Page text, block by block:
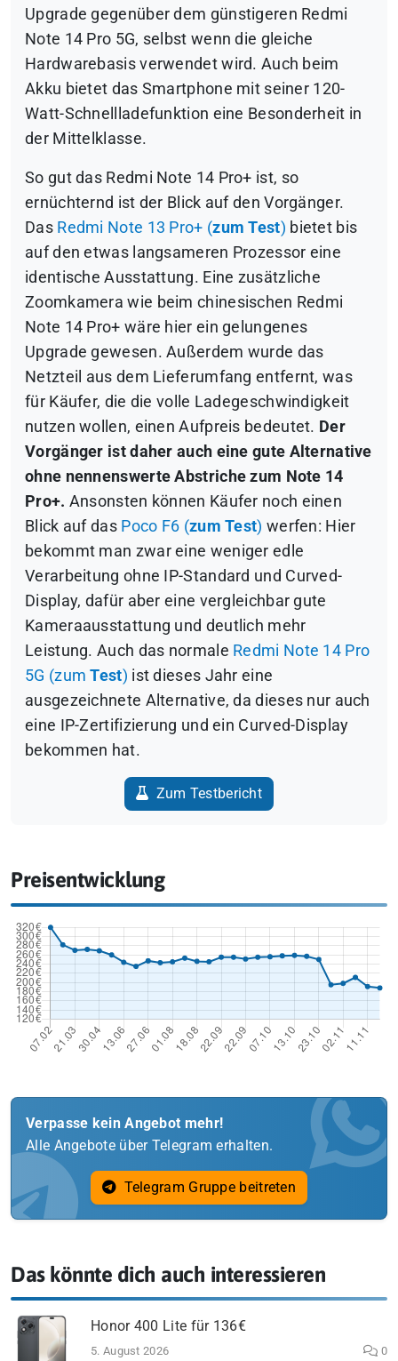
Upgrade gegenüber dem günstigeren Redmi
Note 14 Pro 5G, selbst wenn die gleiche
Hardwarebasis verwendet wird. Auch beim
Akku bietet das Smartphone mit seiner 120-
Watt-Schnellladefunktion eine Besonderheit in
der Mittelklasse.
So gut das Redmi Note 14 Pro+ ist, so
ernüchternd ist der Blick auf den Vorgänger.
Das Redmi Note 13 Pro+ (zum Test) bietet bis
auf den etwas langsameren Prozessor eine
identische Ausstattung. Eine zusätzliche
Zoomkamera wie beim chinesischen Redmi
Note 14 Pro+ wäre hier ein gelungenes
Upgrade gewesen. Außerdem wurde das
Netzteil aus dem Lieferumfang entfernt, was
für Käufer, die die volle Ladegeschwindigkeit
nutzen wollen, einen Aufpreis bedeutet. Der
Vorgänger ist daher auch eine gute Alternative
ohne nennenswerte Abstriche zum Note 14
Pro+. Ansonsten können Käufer noch einen
Blick auf das Poco F6 (zum Test) werfen: Hier
bekommt man zwar eine weniger edle
Verarbeitung ohne IP-Standard und Curved-
Display, dafür aber eine vergleichbar gute
Kameraausstattung und deutlich mehr
Leistung. Auch das normale Redmi Note 14 Pro
5G (zumTest) ist dieses Jahr eine
ausgezeichnete Alternative, da dieses nur auch
eine IP-Zertifizierung und ein Curved-Display
bekommen hat.
Zum Testbericht
Preisentwicklung
Verpasse kein Angebot mehr!
Alle Angebote über Telegram erhalten.
Telegram Gruppe beitreten
Das könnte dich auch interessieren
Honor 400 Lite für 136€
5. August 2026 0